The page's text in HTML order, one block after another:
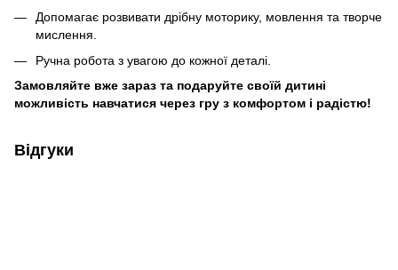
Допомагає розвивати дрібну моторику, мовлення та творче
мислення.
Ручна робота з увагою до кожної деталі.
Замовляйте вже зараз та подаруйте своїй дитині
можливість навчатися через гру з комфортом і радістю!
Відгуки